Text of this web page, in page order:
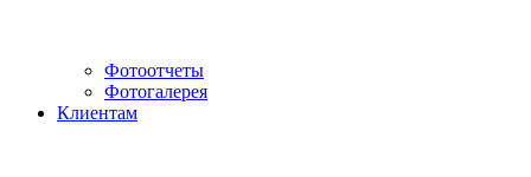
Фотоотчеты
Фотогалерея
Клиентам